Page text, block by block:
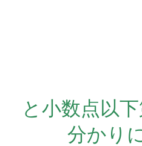
と小数点以
分かり